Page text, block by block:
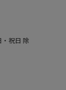
祝日 除